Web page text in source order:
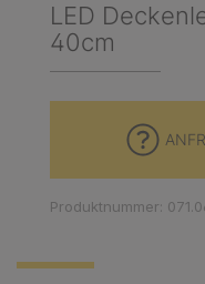
LED
40cm
Produktnummer: